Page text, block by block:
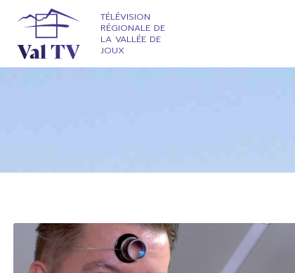
TÉLÉVISION
RÉGIONALE DE
LA VALLÉE DE
JOUX